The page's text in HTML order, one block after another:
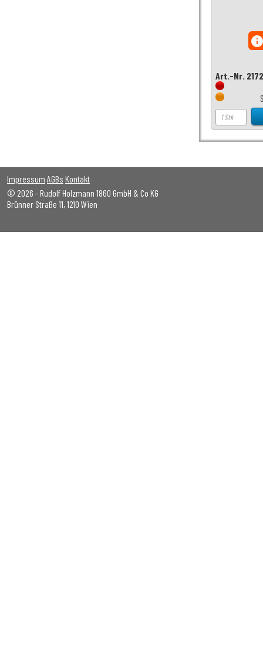
Art.-Nr.
Impressum AGBs Kontakt
© 2026 - Rudolf Holzmann 1860 GmbH & Co KG
Brünner Straße 11, 1210 Wien